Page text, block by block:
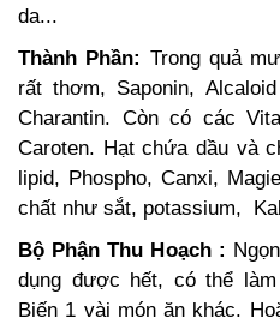
da...
Thành Phần: Trong quả
rất thơm, Saponin,
Charantin. Còn có các
Caroten. Hạt chứa dầu và
lipid, Phospho, Canxi,
chất như sắt, potassium,
Bộ Phận Thu Hoạch :
dụng được hết, có thể
Biến 1 vài món ăn khác.